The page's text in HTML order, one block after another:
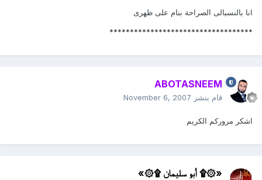
انا بالنسبالى الصراحة بنام على ظهرى
***********************************
ABOTASNEEM
قام بنشر November 6, 2007
اشكر مروركم الكريم
«۞۩ أبو سليمان ۩۞»